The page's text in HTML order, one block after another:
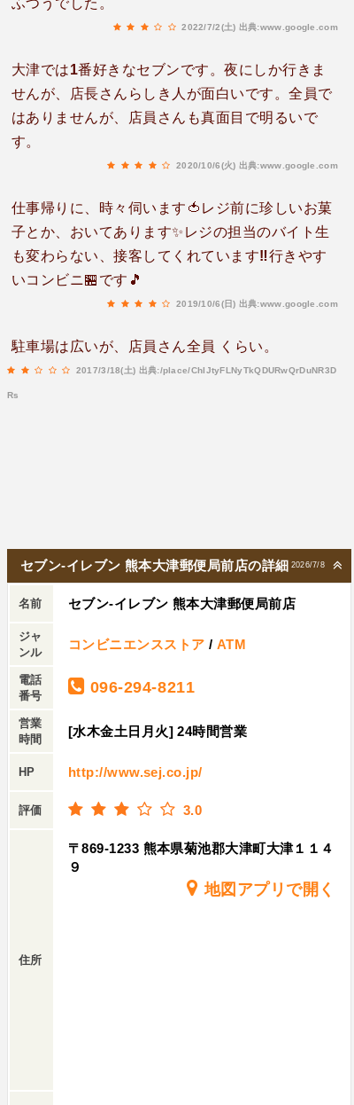
ふつうでした。
2022/7/2(土) 出典:www.google.com
大津では1番好きなセブンです。夜にしか行きま
せんが、店長さんらしき人が面白いです。全員で
はありませんが、店員さんも真面目で明るいで
す。
2020/10/6(火) 出典:www.google.com
仕事帰りに、時々伺います🍅レジ前に珍しいお菓
子とか、おいてあります✨レジの担当のバイト生
も変わらない、接客してくれています‼️行きやす
いコンビニ🏪です🎵
2019/10/6(日) 出典:www.google.com
駐車場は広いが、店員さん全員 くらい。
2017/3/18(土) 出典:/place/ChIJtyFLNyTkQDURwQrDuNR3D
Rs
2026/7/8
セブン-イレブン 熊本大津郵便局前店の詳細
名前 セブン-イレブン 熊本大津郵便局前店
ジャ
ンル
コンビニエンスストア / ATM
電話
番号
096-294-8211
営業
時間
[水木金土日月火] 24時間営業
HP http://www.sej.co.jp/
評価 3.0
住所
〒869-1233 熊本県菊池郡大津町大津１１４
９
地図アプリで開く